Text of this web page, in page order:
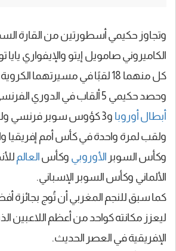
وتجاوز حكيمي أسطورتين من القارة
الكاميروني صامويل إيتو والإيفواري يايا
كل منهما 18 لقبًا في مسيرتهما الكروية.
وحصد حكيمي 5 ألقاب في الدوري الفرنسي و3 في
أبطال أوروبا و3 كؤوس سوبر فرنسي ولقبين لكأس
ولقب لمرة واحدة في كأس أمم إفريقيا
وكأس السوبر الأوروبي وكأس العالم
الألماني وكأس السوبر الإسباني.
كما سبق للنجم المغربي أن تُوج بجائزة
ليعزز مكانته كواحد من أعظم اللاعبين
الإفريقية في العصر الحديث.